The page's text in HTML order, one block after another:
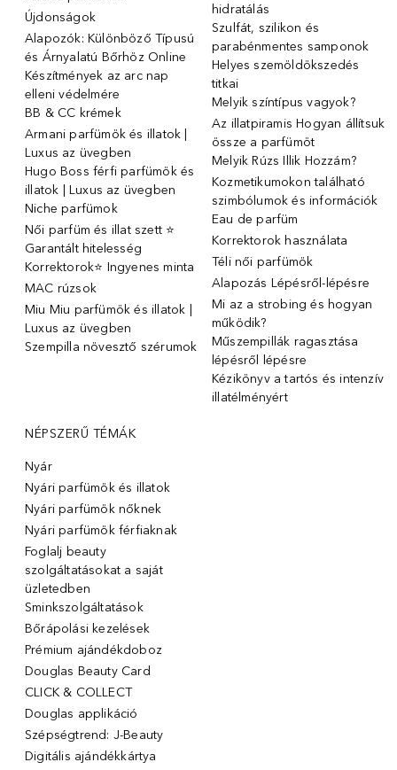
Újdonságok
Alapozók: Különböző Típusú
és Árnyalatú Bőrhöz Online
Készítmények az arc nap
elleni védelmére
BB & CC krémek
Armani parfümök és illatok |
Luxus az üvegben
Hugo Boss férfi parfümök és
illatok | Luxus az üvegben
Niche parfümok
Női parfüm és illat szett ⭐
Garantált hitelesség
Korrektorok⭐ Ingyenes minta
MAC rúzsok
Miu Miu parfümök és illatok |
Luxus az üvegben
Szempilla növesztő szérumok
hidratálás
Szulfát, szilikon és
parabénmentes samponok
Helyes szemöldökszedés
titkai
Melyik színtípus vagyok?
Az illatpiramis Hogyan állítsuk
össze a parfümöt
Melyik Rúzs Illik Hozzám?
Kozmetikumokon található
szimbólumok és információk
Eau de parfüm
Korrektorok használata
Téli női parfümök
Alapozás Lépésről-lépésre
Mi az a strobing és hogyan
működik?
Műszempillák ragasztása
lépésről lépésre
Kézikönyv a tartós és intenzív
illatélményért
NÉPSZERŰ TÉMÁK
Nyár
Nyári parfümök és illatok
Nyári parfümök nőknek
Nyári parfümök férfiaknak
Foglalj beauty
szolgáltatásokat a saját
üzletedben
Sminkszolgáltatások
Bőrápolási kezelések
Prémium ajándékdoboz
Douglas Beauty Card
CLICK & COLLECT
Douglas applikáció
Szépségtrend: J-Beauty
Digitális ajándékkártya